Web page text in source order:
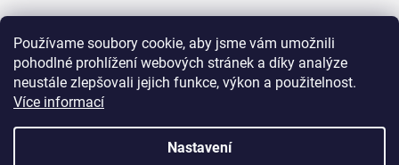
Používame soubory cookie, aby jsme vám umožnili
pohodlné prohlížení webových stránek a díky analýze
neustále zlepšovali jejich funkce, výkon a použitelnost.
Více informací
Nastavení